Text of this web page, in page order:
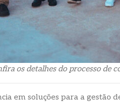
os detalhes do processo de
em soluções para a gestão